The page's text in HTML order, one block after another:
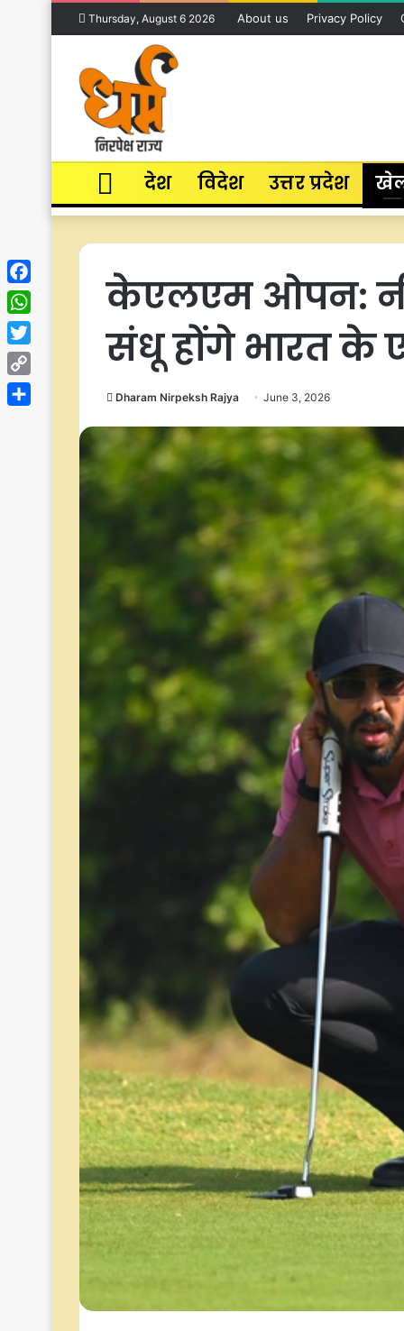
Thursday, August 6 2026 About us Privacy Policy
Home
देश विदेश उत्तर प्रदेश
केएलएम ओपन:
संधू होंगे भारत के
Dharam Nirpeksh Rajya June 3, 2026
Facebook
WhatsApp
Twitter
Copy
Link